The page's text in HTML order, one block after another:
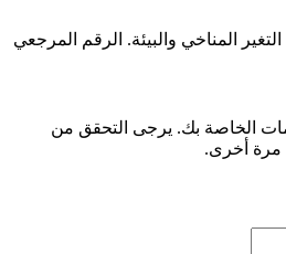
المناخي والبيئة. الرقم المرجعي
الخاصة بك. يرجى التحقق من
مرة أخرى.